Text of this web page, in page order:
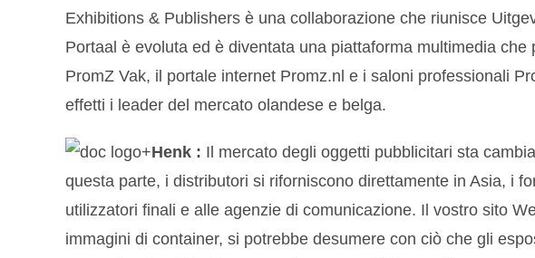
Exhibitions & Publishers è una collaborazione che riunisce
Portaal è evoluta ed è diventata una piattaforma multimedia
PromZ Vak, il portale internet Promz.nl e i saloni professionali
effetti i leader del mercato olandese e belga.
Henk : Il mercato degli oggetti pubblicitari sta
questa parte, i distributori si riforniscono direttamente in Asia, i
utilizzatori finali e alle agenzie di comunicazione. Il vostro sito
immagini di container, si potrebbe desumere con ciò che gli